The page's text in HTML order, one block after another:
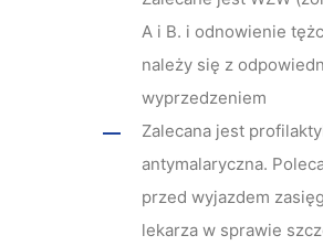
A i B. i odnowienie
należy się z
wyprzedzeniem
Zalecana jest
antymalaryczna.
przed wyjazdem
lekarza w sprawie